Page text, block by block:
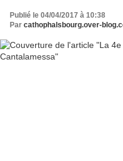
Publié le 04/04/2017 à 10:38
Par cathophalsbourg.over-